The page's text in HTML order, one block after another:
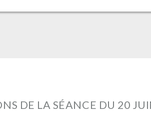
DE LA SÉANCE DU 20